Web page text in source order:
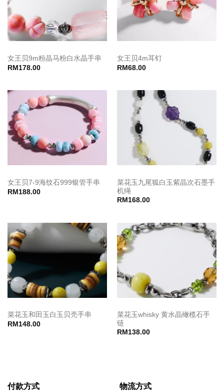
女王贝9m粉晶马粉白水晶手串
RM178.00
女王贝4m耳钉
RM68.00
女王贝7-9海纹石999银管手串
RM188.00
菜花玉九尾狐白玉紫晶次石墨手
机绳
RM 168.00
菜花玉和田玉白玉贝壳手串
RM 148.00
菜花玉whisky 黄水晶橄榄石手
链
RM 138.00
付款方式 物流方式